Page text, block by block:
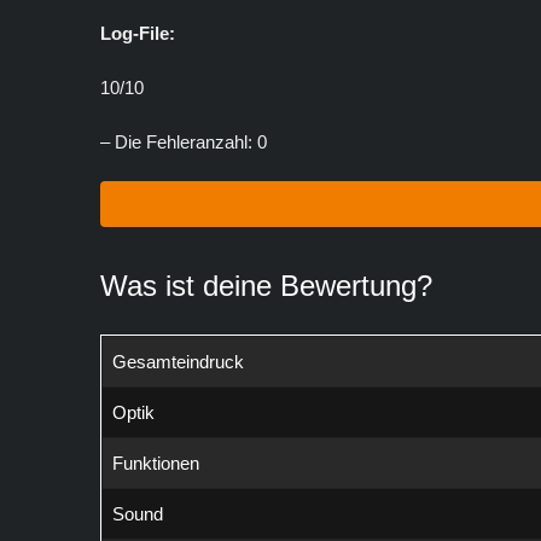
Log-File:
10/10
– Die Fehleranzahl: 0
Was ist deine Bewertung?
Gesamteindruck
Optik
Funktionen
Sound